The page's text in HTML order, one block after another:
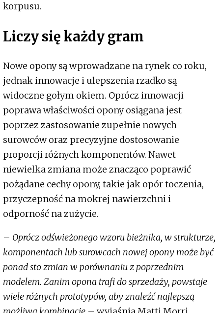
korpusu.
Liczy się każdy gram
Nowe opony są wprowadzane na rynek co roku,
jednak innowacje i ulepszenia rzadko są
widoczne gołym okiem. Oprócz innowacji
poprawa właściwości opony osiągana jest
poprzez zastosowanie zupełnie nowych
surowców oraz precyzyjne dostosowanie
proporcji różnych komponentów. Nawet
niewielka zmiana może znacząco poprawić
pożądane cechy opony, takie jak opór toczenia,
przyczepność na mokrej nawierzchni i
odporność na zużycie.
– Oprócz odświeżonego wzoru bieżnika, w strukturze,
komponentach lub surowcach nowej opony może być
ponad sto zmian w porównaniu z poprzednim
modelem. Zanim opona trafi do sprzedaży, powstaje
wiele różnych prototypów, aby znaleźć najlepszą